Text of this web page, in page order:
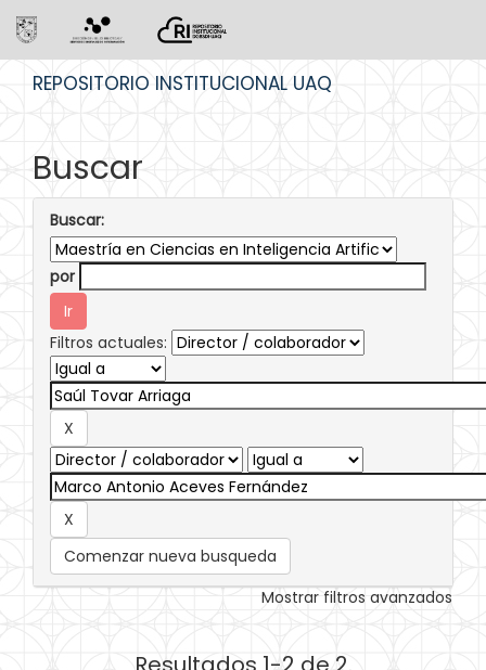
REPOSITORIO INSTITUCIONAL UAQ
Buscar
Buscar:
por
Filtros actuales:
Comenzar nueva busqueda
Mostrar filtros avanzados